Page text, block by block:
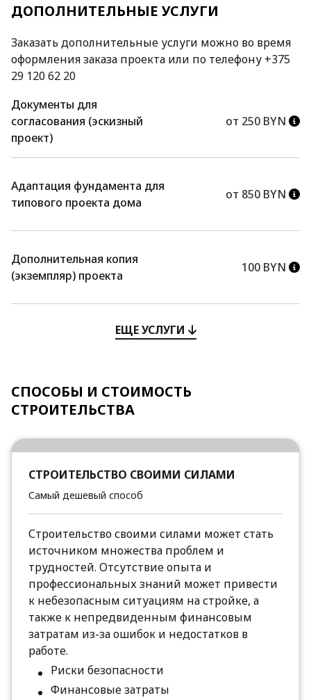
ДОПОЛНИТЕЛЬНЫЕ УСЛУГИ
Заказать дополнительные услуги можно во время
оформления заказа проекта или по телефону +375
29 120 62 20
Документы для
согласования (эскизный
проект)
от 250 BYN
Адаптация фундамента для
типового проекта дома
от 850 BYN
Дополнительная копия
(экземпляр) проекта
100 BYN
ЕЩЕ УСЛУГИ
СПОСОБЫ И СТОИМОСТЬ
СТРОИТЕЛЬСТВА
СТРОИТЕЛЬСТВО СВОИМИ СИЛАМИ
Самый дешевый способ
Строительство своими силами может стать
источником множества проблем и
трудностей. Отсутствие опыта и
профессиональных знаний может привести
к небезопасным ситуациям на стройке, а
также к непредвиденным финансовым
затратам из-за ошибок и недостатков в
работе.
Риски безопасности
Финансовые затраты